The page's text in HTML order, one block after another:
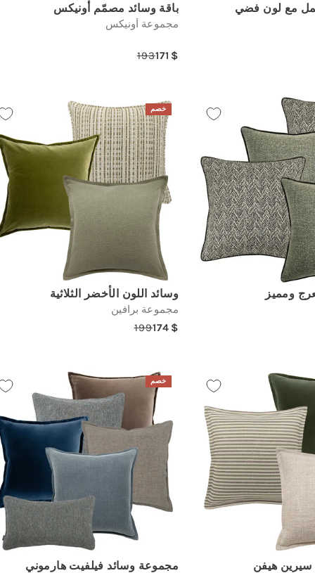
مع لون فضي
باقة وسائد مصمّم أونيكس
مجموعة أونيكس
Regular193
Sale
171
ومميز
خصم
وسائد اللون الأخضر الثلاثية
مجموعة برافين
Regular199
Sale
174
هيفن
خصم
مجموعة وسائد فيلفيت هارموني